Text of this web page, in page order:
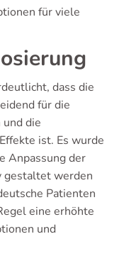
für viele
dass die
für die
die
ist. Es wurde
Anpassung der
gestaltet werden
Patienten
eine erhöhte
und